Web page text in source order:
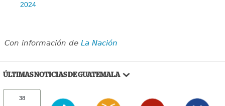
2024
Con información de La Nación
ÚLTIMAS NOTICIAS DE GUATEMALA
38